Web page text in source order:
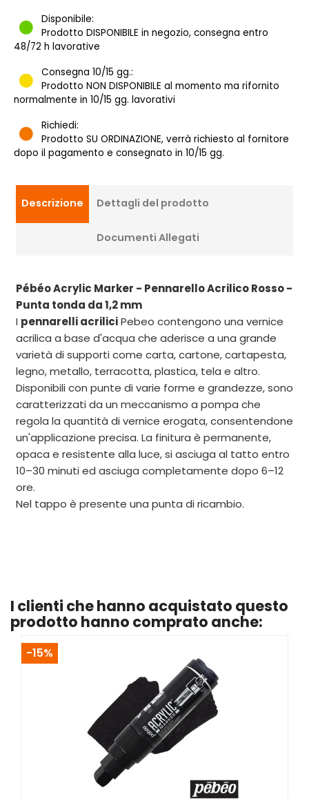
Disponibile:
Prodotto DISPONIBILE in negozio, consegna entro
48/72 h lavorative
Consegna 10/15 gg.:
Prodotto NON DISPONIBILE al momento ma rifornito
normalmente in 10/15 gg. lavorativi
Richiedi:
Prodotto SU ORDINAZIONE, verrà richiesto al fornitore
dopo il pagamento e consegnato in 10/15 gg.
Descrizione Dettagli del prodotto
Documenti Allegati
Pébéo Acrylic Marker - Pennarello Acrilico Rosso -
Punta tonda da 1,2 mm
I pennarelli acriliciPebeo contengono una vernice
acrilica a base d'acqua che aderisce a una grande
varietà di supporti come carta, cartone, cartapesta,
legno, metallo, terracotta, plastica, tela e altro.
Disponibili con punte di varie forme e grandezze, sono
caratterizzati da un meccanismo a pompa che
regola la quantità di vernice erogata, consentendone
un'applicazione precisa. La finitura è permanente,
opaca e resistente alla luce, si asciuga al tatto entro
10–30 minuti ed asciuga completamente dopo 6–12
ore.
Nel tappo è presente una punta di ricambio.
I clienti che hanno acquistato questo
prodotto hanno comprato anche:
-15%